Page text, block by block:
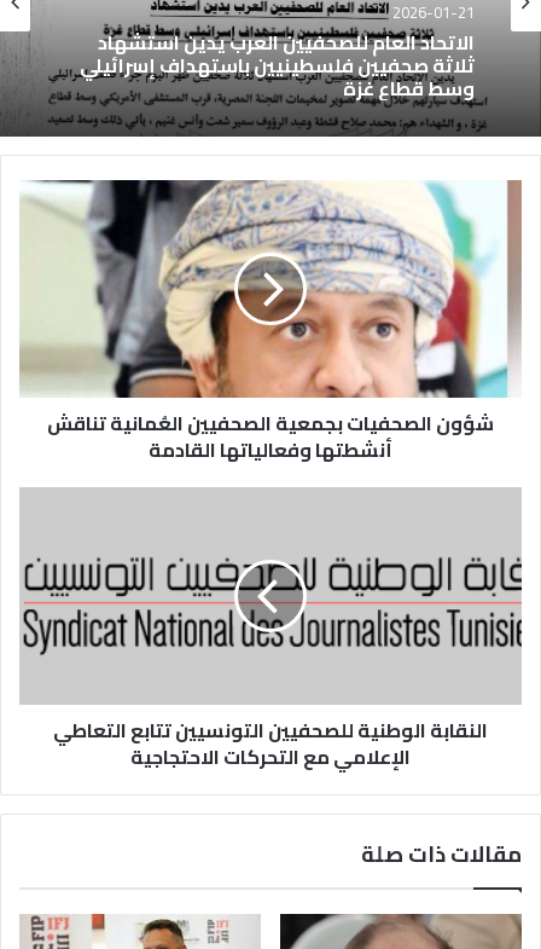
2026-01-21
الاتحاد العام للصحفيين العرب يدين استشهاد
ثلاثة صحفيين فلسطينيين باستهداف إسرائيلي
وسط قطاع غزة
شؤون الصحفيات بجمعية الصحفيين العُمانية تناقش
أنشطتها وفعالياتها القادمة
النقابة الوطنية للصحفيين التونسيين تتابع التعاطي
الإعلامي مع التحركات الاحتجاجية
مقالات ذات صلة